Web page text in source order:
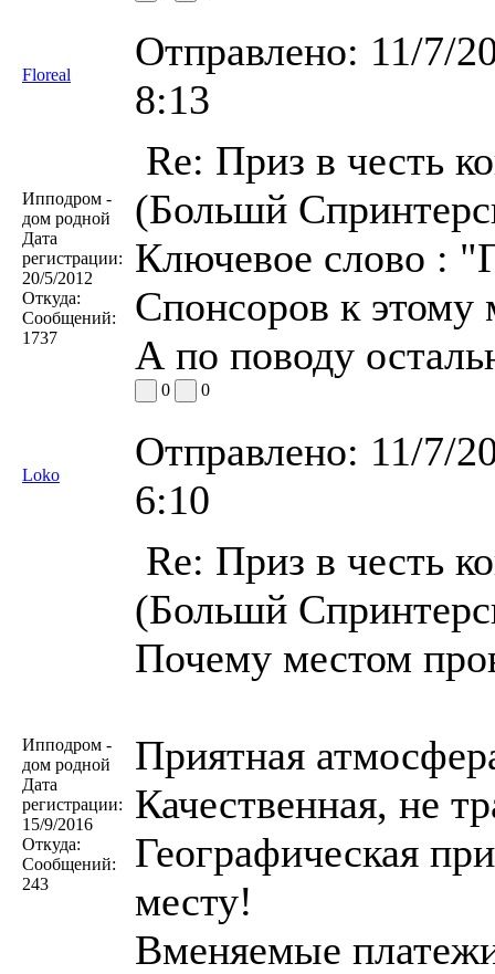
Floreal
Отправлено: 11/7/
8:13
Ипподром -
дом родной
Дата
регистрации:
20/5/2012
Откуда:
Сообщений:
1737
Re: Приз в честь
(Большй
Ключевое слово :
Спонсоров к
А по поводу
0 0
Loko
Отправлено: 11/7/
6:10
Ипподром -
дом родной
Дата
регистрации:
15/9/2016
Откуда:
Сообщений:
243
Re: Приз в честь
(Большй
Почему местом
Приятная
Качественная, не
Географическая
месту!
Вменяемые